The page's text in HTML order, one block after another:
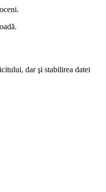
dar şi stabilirea datei